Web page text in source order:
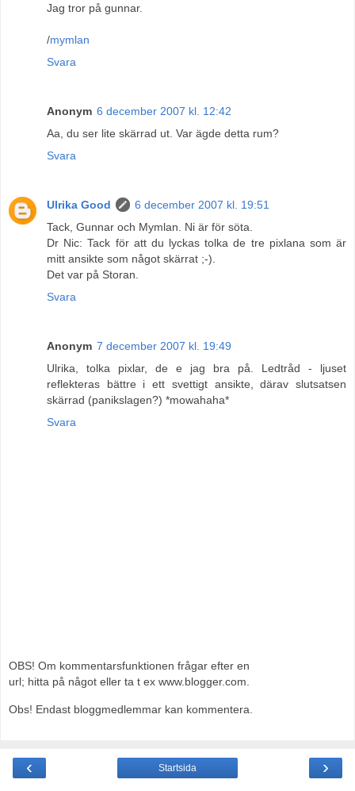
Jag tror på gunnar.
/mymlan
Svara
Anonym 6 december 2007 kl. 12:42
Aa, du ser lite skärrad ut. Var ägde detta rum?
Svara
Ulrika Good
6 december 2007 kl. 19:51
Tack, Gunnar och Mymlan. Ni är för söta.
Dr Nic: Tack för att du lyckas tolka de tre pixlana som är
mitt ansikte som något skärrat ;-).
Det var på Storan.
Svara
Anonym 7 december 2007 kl. 19:49
Ulrika, tolka pixlar, de e jag bra på. Ledtråd - ljuset
reflekteras bättre i ett svettigt ansikte, därav slutsatsen
skärrad (panikslagen?) *mowahaha*
Svara
OBS! Om kommentarsfunktionen frågar efter en
url; hitta på något eller ta t ex www.blogger.com.
Obs! Endast bloggmedlemmar kan kommentera.
‹ ›
Startsida